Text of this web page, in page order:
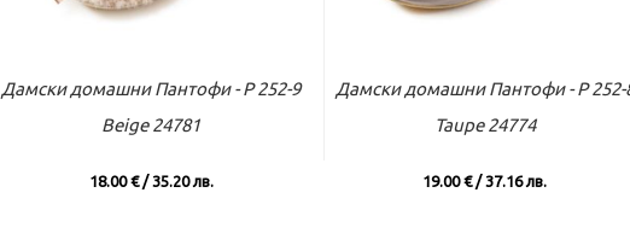
Виж повече
Дамски домашни Пантофи - P 252-9
Beige 24781
18.00 € / 35.20 лв.
Виж повече
Дамски домашни Пантофи - P 252-
Taupe 24774
19.00 € / 37.16 лв.